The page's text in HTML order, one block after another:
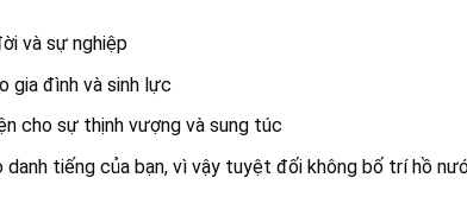
và sự nghiệp
gia đình và sinh lực
cho sự thịnh vượng và sung túc
danh tiếng của bạn, vì vậy tuyệt đối không bố trí hồ